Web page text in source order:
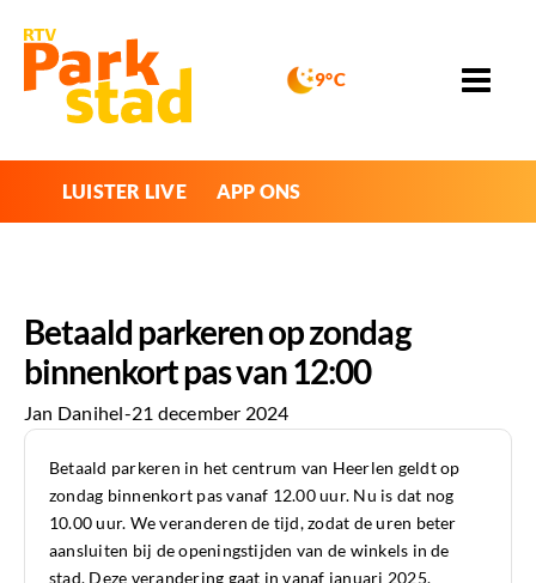
9°C
LUISTER LIVE APP ONS
Betaald parkeren op zondag
binnenkort pas van 12:00
Jan Danihel-21 december 2024
Betaald parkeren in het centrum van Heerlen geldt op
zondag binnenkort pas vanaf 12.00 uur. Nu is dat nog
10.00 uur. We veranderen de tijd, zodat de uren beter
aansluiten bij de openingstijden van de winkels in de
stad. Deze verandering gaat in vanaf januari 2025.